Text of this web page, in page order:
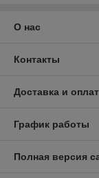
О нас
Контакты
Доставка и
График работы
Полная версия